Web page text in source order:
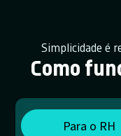
Simplicidade é
Como
Para o RH